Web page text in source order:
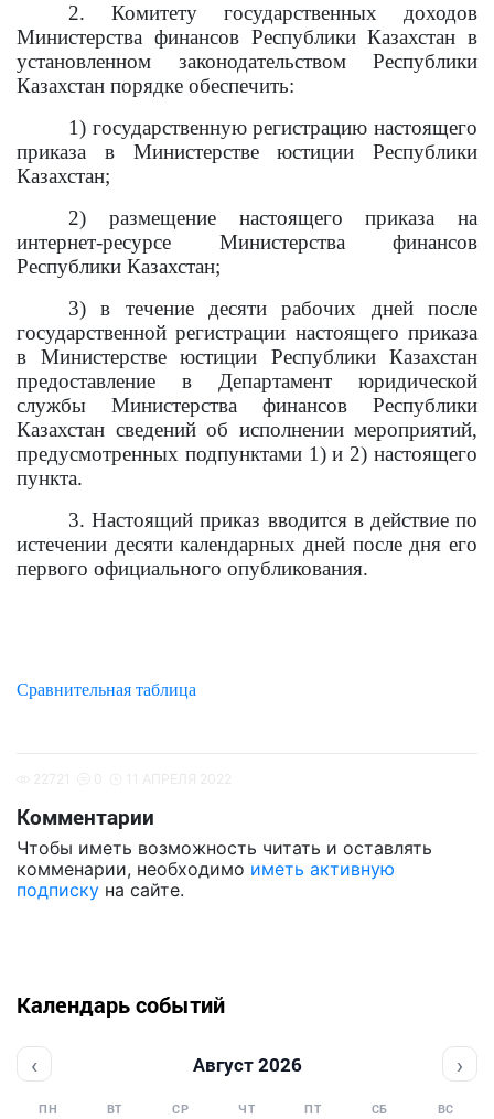
2. Комитету государственных доходов
Министерства финансов Республики Казахстан в
установленном законодательством Республики
Казахстан порядке обеспечить:
1) государственную регистрацию настоящего
приказа в Министерстве юстиции Республики
Казахстан;
2) размещение настоящего приказа на
интернет-ресурсе Министерства финансов
Республики Казахстан;
3) в течение десяти рабочих дней после
государственной регистрации настоящего приказа
в Министерстве юстиции Республики Казахстан
предоставление в Департамент юридической
службы Министерства финансов Республики
Казахстан сведений об исполнении мероприятий,
предусмотренных подпунктами 1) и 2) настоящего
пункта.
3. Настоящий приказ вводится в действие по
истечении десяти календарных дней после дня его
первого официального опубликования.
Сравнительная таблица
Комментарии
Чтобы иметь возможность читать и оставлять
комменарии, необходимо иметь активную
подписку на сайте.
Календарь событий
‹ Август 2026 ›
ПН ВТ СР ЧТ ПТ СБ ВС